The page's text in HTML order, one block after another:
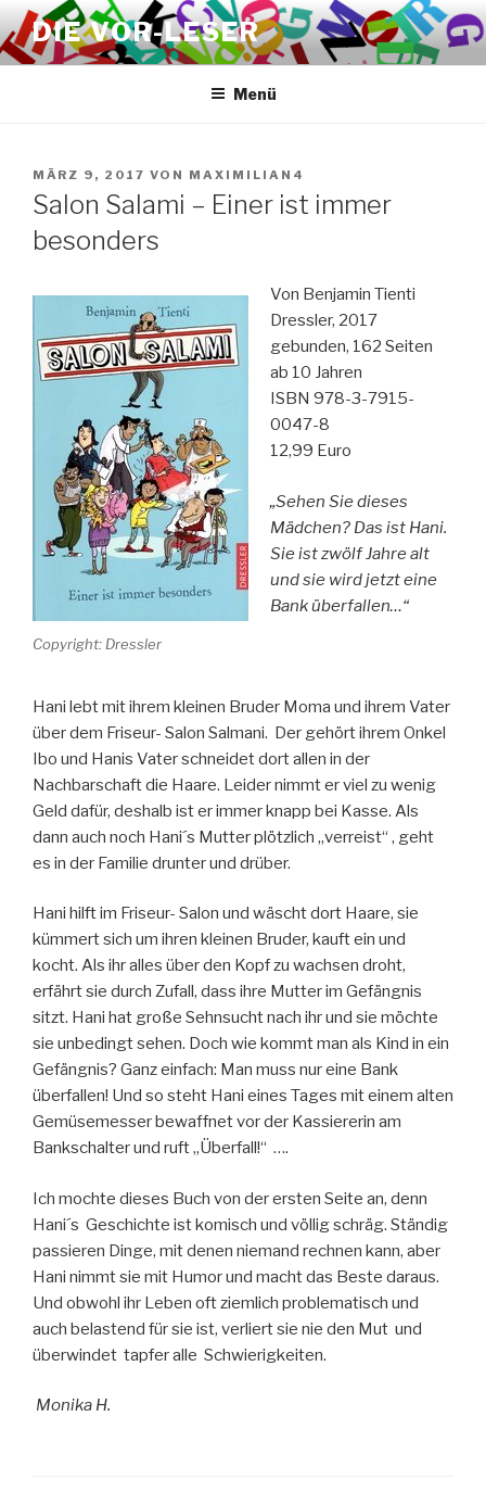
Zum
Inhalt
springen
DIE VOR-LESER
Menü
VERÖFFENTLICHT
AM
MÄRZ 9, 2017 VON MAXIMILIAN4
Salon Salami – Einer ist immer
besonders
Copyright: Dressler
Von Benjamin Tienti
Dressler, 2017
gebunden, 162 Seiten
ab 10 Jahren
ISBN 978-3-7915-
0047-8
12,99 Euro
„Sehen Sie dieses
Mädchen? Das ist Hani.
Sie ist zwölf Jahre alt
und sie wird jetzt eine
Bank überfallen…“
Hani lebt mit ihrem kleinen Bruder Moma und ihrem Vater
über dem Friseur- Salon Salmani. Der gehört ihrem Onkel
Ibo und Hanis Vater schneidet dort allen in der
Nachbarschaft die Haare. Leider nimmt er viel zu wenig
Geld dafür, deshalb ist er immer knapp bei Kasse. Als
dann auch noch Hani´s Mutter plötzlich „verreist“ , geht
es in der Familie drunter und drüber.
Hani hilft im Friseur- Salon und wäscht dort Haare, sie
kümmert sich um ihren kleinen Bruder, kauft ein und
kocht. Als ihr alles über den Kopf zu wachsen droht,
erfährt sie durch Zufall, dass ihre Mutter im Gefängnis
sitzt. Hani hat große Sehnsucht nach ihr und sie möchte
sie unbedingt sehen. Doch wie kommt man als Kind in ein
Gefängnis? Ganz einfach: Man muss nur eine Bank
überfallen! Und so steht Hani eines Tages mit einem alten
Gemüsemesser bewaffnet vor der Kassiererin am
Bankschalter und ruft „Überfall!“ ….
Ich mochte dieses Buch von der ersten Seite an, denn
Hani´s Geschichte ist komisch und völlig schräg. Ständig
passieren Dinge, mit denen niemand rechnen kann, aber
Hani nimmt sie mit Humor und macht das Beste daraus.
Und obwohl ihr Leben oft ziemlich problematisch und
auch belastend für sie ist, verliert sie nie den Mut und
überwindet tapfer alle Schwierigkeiten.
Monika H.